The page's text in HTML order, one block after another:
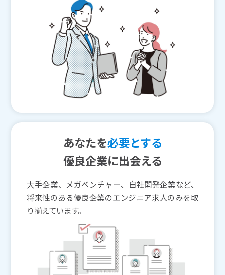
あなたを必要とする
優良企業に出会える
大手企業、メガベンチャー、自社開発企業など、
将来性のある優良企業のエンジニア求人のみを取
り揃えています。